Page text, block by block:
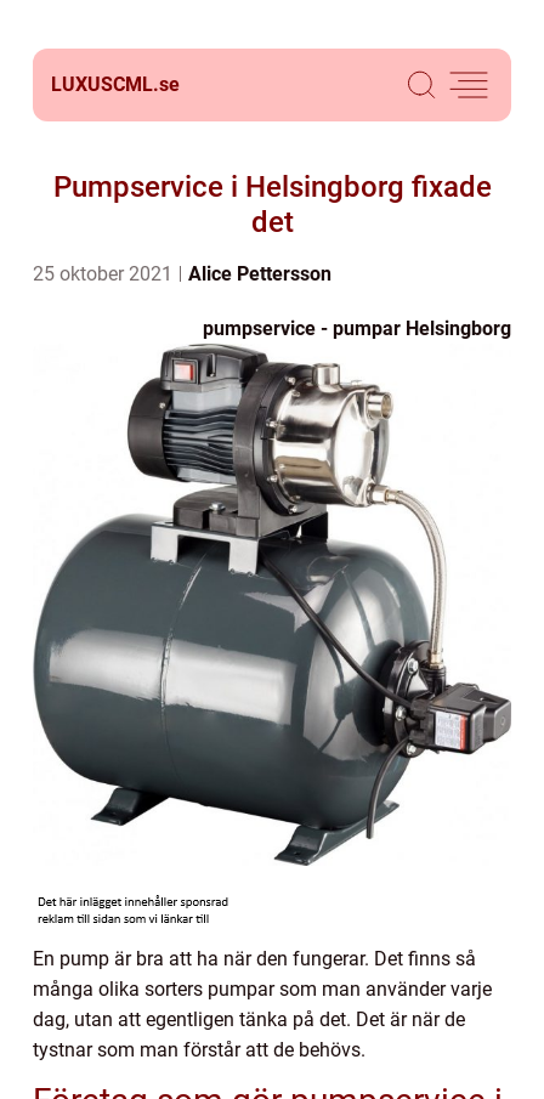
LUXUSCML.se
Pumpservice i Helsingborg fixade
det
25 oktober 2021 Alice Pettersson
pumpservice - pumpar Helsingborg
En pump är bra att ha när den fungerar. Det finns så
många olika sorters pumpar som man använder varje
dag, utan att egentligen tänka på det. Det är när de
tystnar som man förstår att de behövs.